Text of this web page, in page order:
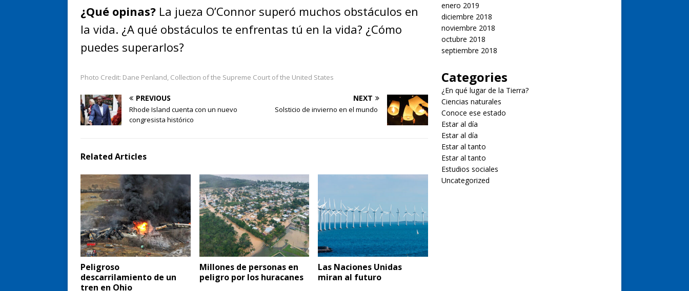
¿Qué opinas? La jueza O’Connor superó muchos obstáculos en
la vida. ¿A qué obstáculos te enfrentas tú en la vida? ¿Cómo
puedes superarlos?
Photo Credit: Dane Penland, Collection of the Supreme Court of the United States
PREVIOUS
Rhode Island cuenta con un nuevo
congresista histórico
NEXT
Solsticio de invierno en el mundo
Related Articles
Peligroso
descarrilamiento de un
tren en Ohio
Millones de personas en
peligro por los huracanes
Las Naciones Unidas
miran al futuro
enero 2019
diciembre 2018
noviembre 2018
octubre 2018
septiembre 2018
Categories
¿En qué lugar de la Tierra?
Ciencias naturales
Conoce ese estado
Estar al día
Estar al día
Estar al tanto
Estar al tanto
Estudios sociales
Uncategorized